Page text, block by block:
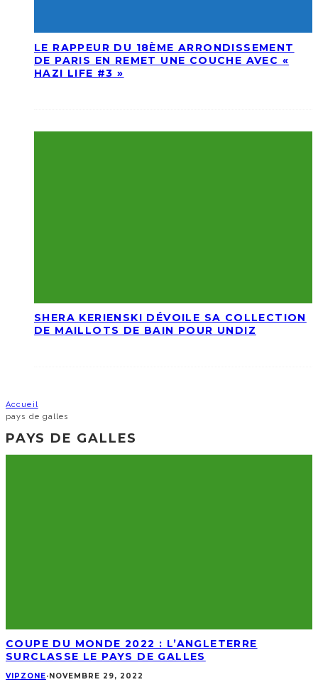
LE RAPPEUR DU 18ÈME ARRONDISSEMENT
DE PARIS EN REMET UNE COUCHE AVEC «
HAZI LIFE #3 »
SHERA KERIENSKI DÉVOILE SA COLLECTION
DE MAILLOTS DE BAIN POUR UNDIZ
Accueil
pays de galles
PAYS DE GALLES
COUPE DU MONDE 2022 : L’ANGLETERRE
SURCLASSE LE PAYS DE GALLES
VIPZONE· NOVEMBRE 29, 2022